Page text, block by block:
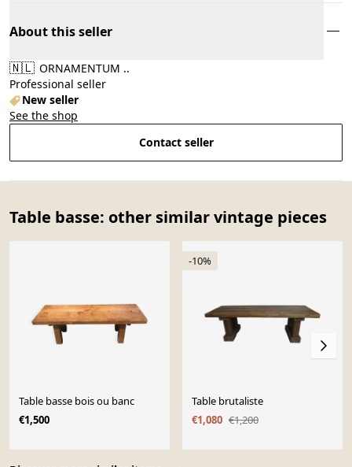
About this seller
🇳🇱 ORNAMENTUM ..
Professional seller
New seller
See the shop
Contact seller
Table basse: other similar vintage pieces
Table basse bois ou banc
€1,500
-10%
Table brutaliste
€1,080 €1,200